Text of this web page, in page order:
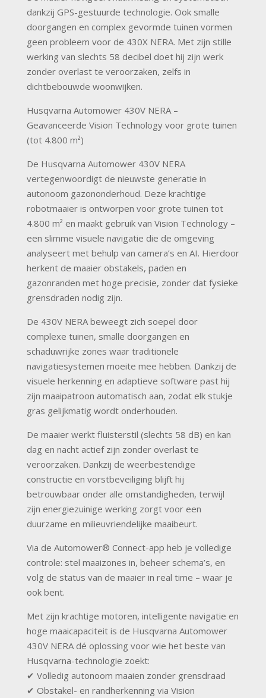
dankzij GPS-gestuurde technologie. Ook smalle
doorgangen en complex gevormde tuinen vormen
geen probleem voor de 430X NERA. Met zijn stille
werking van slechts 58 decibel doet hij zijn werk
zonder overlast te veroorzaken, zelfs in
dichtbebouwde woonwijken.
Husqvarna Automower 430V NERA –
Geavanceerde Vision Technology voor grote tuinen
(tot 4.800 m²)
De Husqvarna Automower 430V NERA
vertegenwoordigt de nieuwste generatie in
autonoom gazononderhoud. Deze krachtige
robotmaaier is ontworpen voor grote tuinen tot
4.800 m² en maakt gebruik van Vision Technology –
een slimme visuele navigatie die de omgeving
analyseert met behulp van camera’s en AI. Hierdoor
herkent de maaier obstakels, paden en
gazonranden met hoge precisie, zonder dat fysieke
grensdraden nodig zijn.
De 430V NERA beweegt zich soepel door
complexe tuinen, smalle doorgangen en
schaduwrijke zones waar traditionele
navigatiesystemen moeite mee hebben. Dankzij de
visuele herkenning en adaptieve software past hij
zijn maaipatroon automatisch aan, zodat elk stukje
gras gelijkmatig wordt onderhouden.
De maaier werkt fluisterstil (slechts 58 dB) en kan
dag en nacht actief zijn zonder overlast te
veroorzaken. Dankzij de weerbestendige
constructie en vorstbeveiliging blijft hij
betrouwbaar onder alle omstandigheden, terwijl
zijn energiezuinige werking zorgt voor een
duurzame en milieuvriendelijke maaibeurt.
Via de Automower® Connect-app heb je volledige
controle: stel maaizones in, beheer schema’s, en
volg de status van de maaier in real time – waar je
ook bent.
Met zijn krachtige motoren, intelligente navigatie en
hoge maaicapaciteit is de Husqvarna Automower
430V NERA dé oplossing voor wie het beste van
Husqvarna-technologie zoekt:
✔ Volledig autonoom maaien zonder grensdraad
✔ Obstakel- en randherkenning via Vision